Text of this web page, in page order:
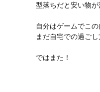
型落ちだと安い物
自分はゲームでこ
まだ自宅での過ご
ではまた！